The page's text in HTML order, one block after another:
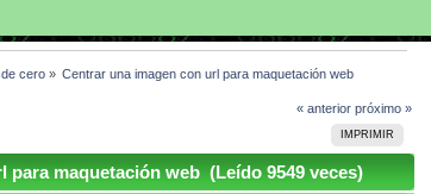
cero» Centrar una imagen con url para maquetación web
« anterior próximo »
IMPRIMIR
maquetación web (Leído 9549 veces)